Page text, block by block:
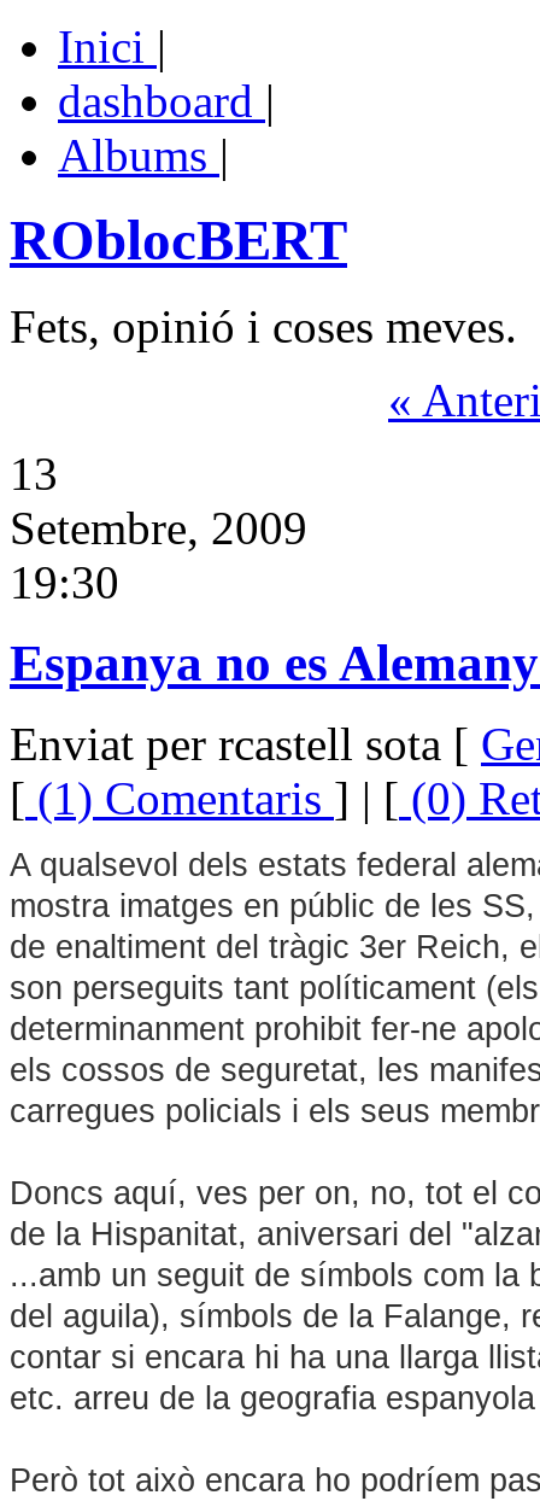
Inici |
dashboard |
Albums |
ROblocBERT
Fets, opinió i coses meves.
«
13
Setembre, 2009
19:30
Espanya no es
Enviat per rcastell sota [
[ (1) Comentaris ] | [ (0)
A qualsevol dels estats federal
mostra imatges en públic de les
de enaltiment del tràgic 3er Reich,
son perseguits tant políticament
determinanment prohibit fer-ne
els cossos de seguretat, les
carregues policials i els seus
Doncs aquí, ves per on, no, tot el
de la Hispanitat, aniversari del
...amb un seguit de símbols com la
del aguila), símbols de la Falange,
contar si encara hi ha una llarga
etc. arreu de la geografia
Però tot això encara ho podríem